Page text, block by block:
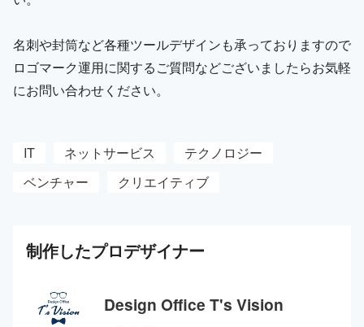
名刺や封筒など各種ツールデザインも承っておりますので
ロゴマーク運用に関するご質問などございましたらお気軽
にお問い合わせください。
IT ネットサービス
テクノロジー
ベンチャー
クリエイティブ
制作したプロデザイナー
Design Office T's Vision